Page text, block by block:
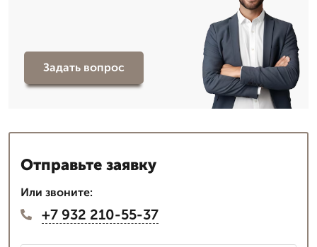
Задать вопрос
Отправьте заявку
Или звоните:
+7 932 210-55-37